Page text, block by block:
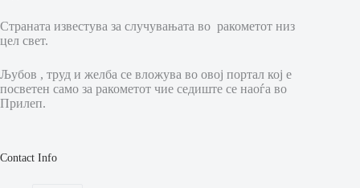
Страната известува за случувањата во ракометот низ
цел свет.
Љубов , труд и желба се вложува во овој портал кој е
посветен само за ракометот чие седиште се наоѓа во
Прилеп.
Contact Info